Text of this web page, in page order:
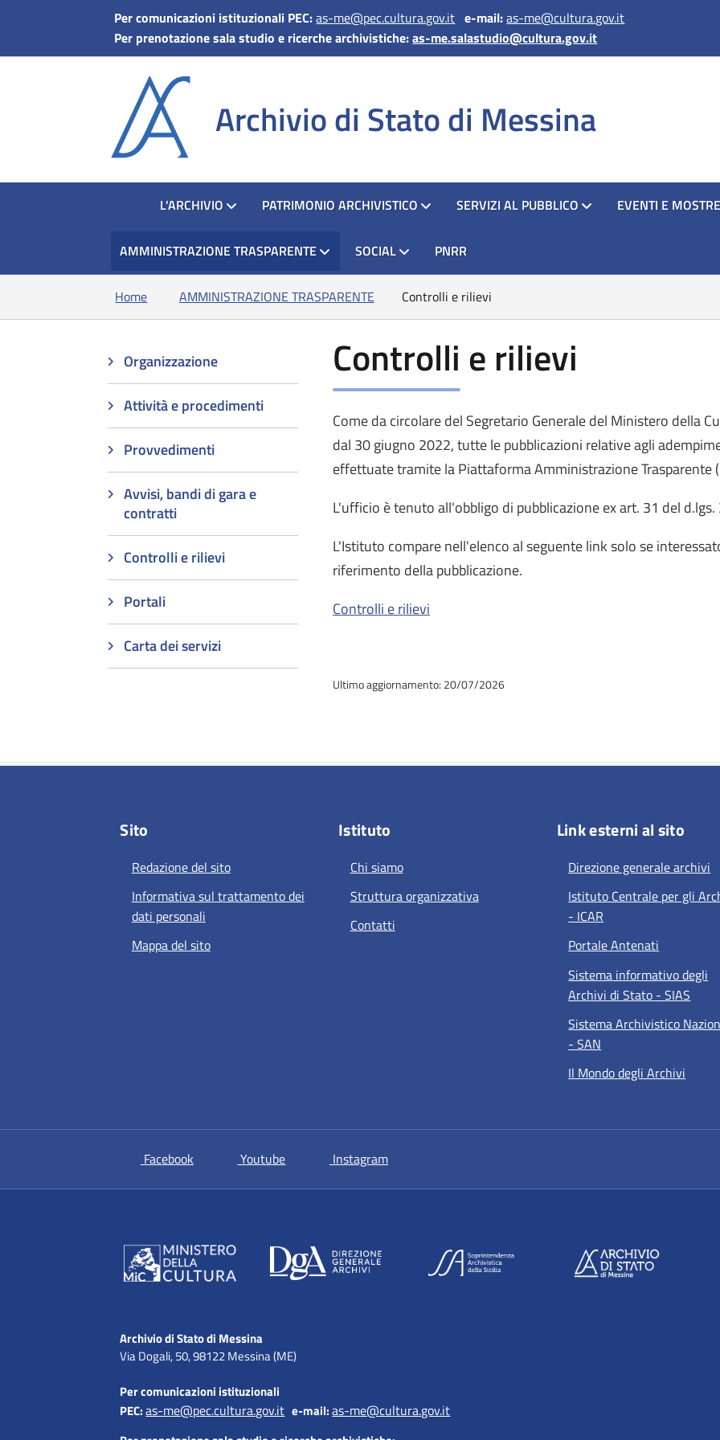
Per comunicazioni istituzionali PEC:as-me@pec.cultura.gov.it e-mail:as-me@cultura.gov.it
Per prenotazione sala studio e ricerche archivistiche:as-me.salastudio@cultura.gov.it
Archivio di Stato di Messina
HOMEL'ARCHIVIO PATRIMONIO ARCHIVISTICO SERVIZI AL PUBBLICO EVENTI E MOSTRE
AMMINISTRAZIONE TRASPARENTE SOCIAL PNRR
Home AMMINISTRAZIONE TRASPARENTE Controlli e rilievi
Organizzazione
Attività e procedimenti
Provvedimenti
Avvisi, bandi di gara e
contratti
Controlli e rilievi
Portali
Carta dei servizi
Controlli e rilievi
Come da circolare del Segretario Generale del Ministero della
dal 30 giugno 2022, tutte le pubblicazioni relative agli
effettuate tramite la Piattaforma Amministrazione Trasparente
L'ufficio è tenuto all'obbligo di pubblicazione ex art. 31 del
L'Istituto compare nell'elenco al seguente link solo se
riferimento della pubblicazione.
Controlli e rilievi
Ultimo aggiornamento: 20/07/2026
Sito
Redazione del sito
Informativa sul trattamento dei
dati personali
Mappa del sito
Istituto
Chi siamo
Struttura organizzativa
Contatti
Link esterni al sito
Direzione generale archivi
Istituto Centrale per gli
- ICAR
Portale Antenati
Sistema informativo degli
Archivi di Stato - SIAS
Sistema Archivistico
- SAN
Il Mondo degli Archivi
Facebooksi apre in una nuova scheda
Youtubesi apre in una nuova scheda
Instagramsi apre in una nuova scheda
Archivio di Stato di Messina
Via Dogali, 50, 98122 Messina (ME)
Per comunicazioni istituzionali
PEC:as-me@pec.cultura.gov.it e-mail:as-me@cultura.gov.it